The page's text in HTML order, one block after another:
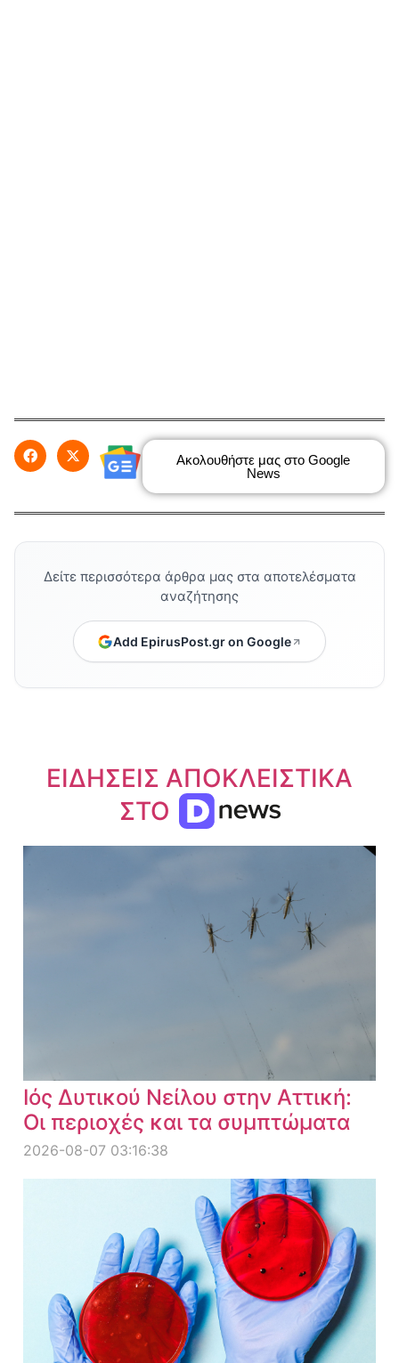
Ακολουθήστε μας στο Google
News
Δείτε περισσότερα άρθρα μας στα αποτελέσματα
αναζήτησης
Add EpirusPost.gr on Google
ΕΙΔΗΣΕΙΣ ΑΠΟΚΛΕΙΣΤΙΚΑ
ΣΤΟ
Ιός Δυτικού Νείλου στην Αττική:
Οι περιοχές και τα συμπτώματα
2026-08-07 03:16:38